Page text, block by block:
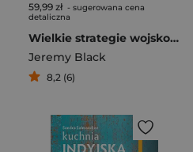
59,99 zł - sugerowana cena
detaliczna
Wielkie strategie wojskowe
Jeremy Black
8,2 (6)